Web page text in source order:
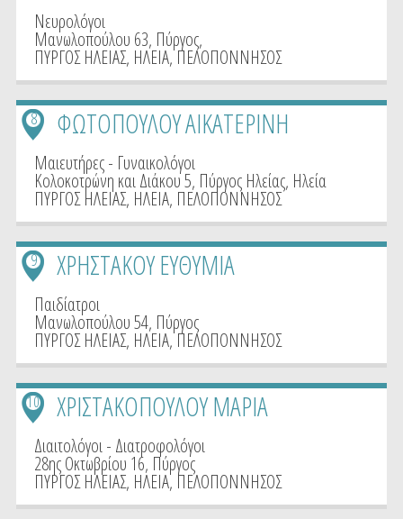
Νευρολόγοι
Μανωλοπούλου 63, Πύργος,
ΠΥΡΓΟΣ ΗΛΕΙΑΣ, ΗΛΕΙΑ,ΠΕΛΟΠΟΝΝΗΣΟΣ
ΦΩΤΟΠΟΥΛΟΥ ΑΙΚΑΤΕΡΙΝΗ
8
Μαιευτήρες - Γυναικολόγοι
Κολοκοτρώνη και Διάκου 5, Πύργος Ηλείας, Ηλεία
ΠΥΡΓΟΣ ΗΛΕΙΑΣ, ΗΛΕΙΑ, ΠΕΛΟΠΟΝΝΗΣΟΣ
ΧΡΗΣΤΑΚΟΥ ΕΥΘΥΜΙΑ
9
Παιδίατροι
Μανωλοπούλου 54, Πύργος
ΠΥΡΓΟΣ ΗΛΕΙΑΣ, ΗΛΕΙΑ,ΠΕΛΟΠΟΝΝΗΣΟΣ
ΧΡΙΣΤΑΚΟΠΟΥΛΟΥ ΜΑΡΙΑ
10
Διαιτολόγοι - Διατροφολόγοι
28ης Οκτωβρίου 16, Πύργος
ΠΥΡΓΟΣ ΗΛΕΙΑΣ, ΗΛΕΙΑ, ΠΕΛΟΠΟΝΝΗΣΟΣ